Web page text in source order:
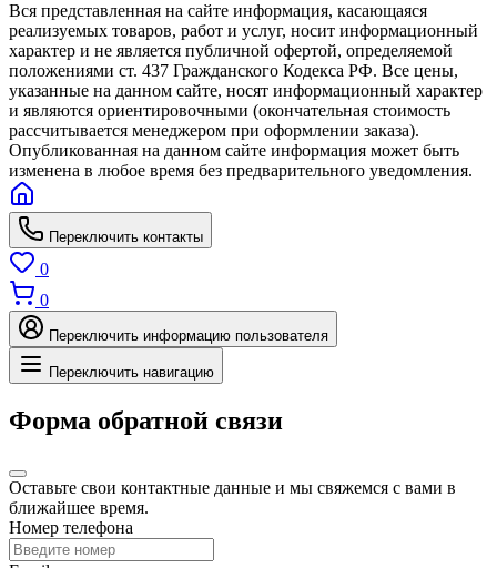
Вся представленная на сайте информация, касающаяся
реализуемых товаров, работ и услуг, носит информационный
характер и не является публичной офертой, определяемой
положениями ст. 437 Гражданского Кодекса РФ. Все цены,
указанные на данном сайте, носят информационный характер
и являются ориентировочными (окончательная стоимость
рассчитывается менеджером при оформлении заказа).
Опубликованная на данном сайте информация может быть
изменена в любое время без предварительного уведомления.
Переключить контакты
0
0
Переключить информацию пользователя
Переключить навигацию
Форма обратной связи
Оставьте свои контактные данные и мы свяжемся с вами в
ближайшее время.
Номер телефона